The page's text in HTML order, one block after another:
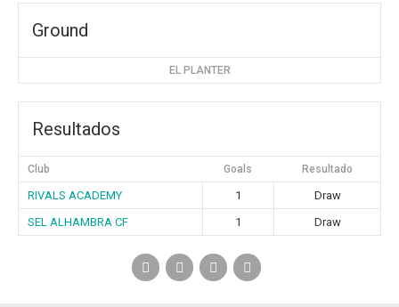
Ground
EL PLANTER
Resultados
Club Goals Resultado
RIVALS ACADEMY 1
Draw
SEL ALHAMBRA CF
1 Draw